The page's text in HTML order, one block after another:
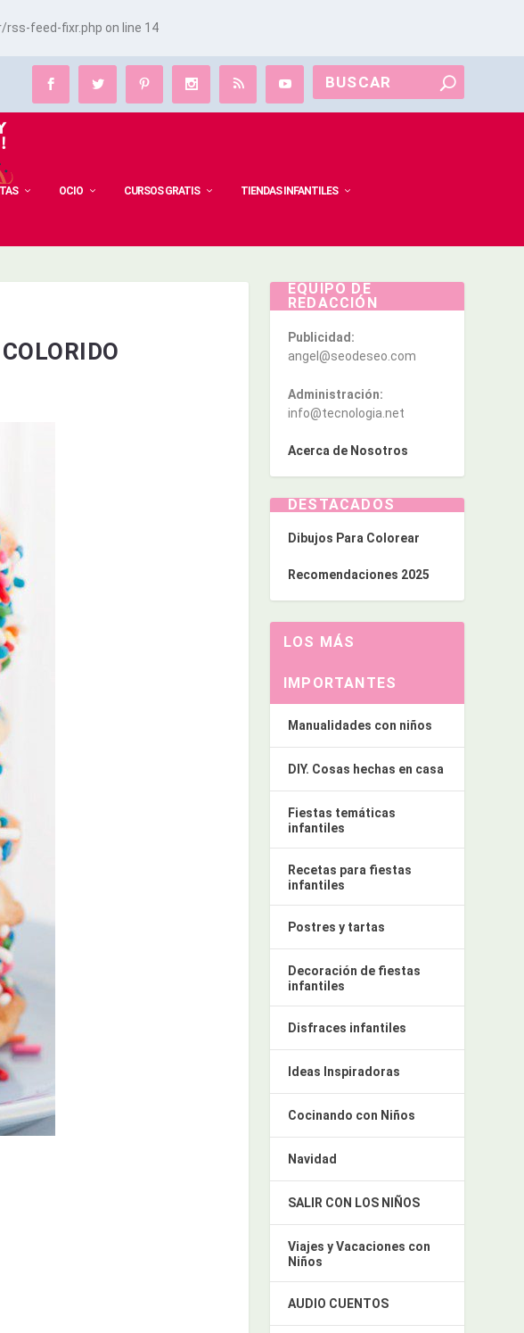
feed-fixr.php on line 14
OCIO CURSOS GRATIS TIENDAS INFANTILES
EQUIPO DE
REDACCIÓN
Publicidad:
angel@seodeseo.com
Administración:
info@tecnologia.net
Acerca de Nosotros
DESTACADOS
Dibujos Para Colorear
Recomendaciones 2025
LOS MÁS
IMPORTANTES
Manualidades con niños
DIY. Cosas hechas en casa
Fiestas temáticas
infantiles
Recetas para fiestas
infantiles
Postres y tartas
Decoración de fiestas
infantiles
Disfraces infantiles
Ideas Inspiradoras
Cocinando con Niños
Navidad
SALIR CON LOS NIÑOS
Viajes y Vacaciones con
Niños
AUDIO CUENTOS